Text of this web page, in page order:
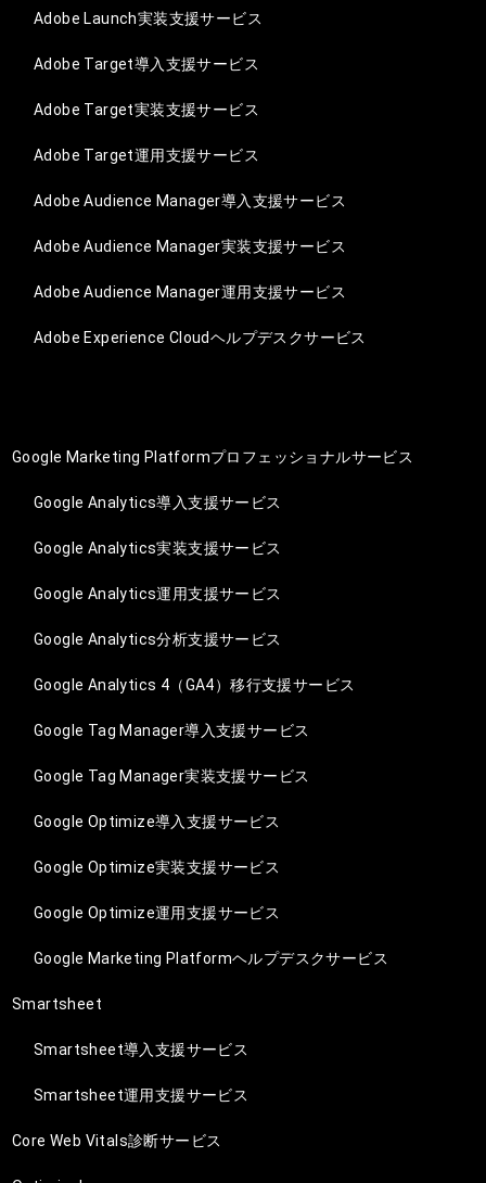
Adobe Launch実装支援サービス
Adobe Target導入支援サービス
Adobe Target実装支援サービス
Adobe Target運用支援サービス
Adobe Audience Manager導入支援サービス
Adobe Audience Manager実装支援サービス
Adobe Audience Manager運用支援サービス
Adobe Experience Cloudヘルプデスクサービス
Google Marketing Platformプロフェッショナルサービス
Google Analytics導入支援サービス
Google Analytics実装支援サービス
Google Analytics運用支援サービス
Google Analytics分析支援サービス
Google Analytics 4（GA4）移行支援サービス
Google Tag Manager導入支援サービス
Google Tag Manager実装支援サービス
Google Optimize導入支援サービス
Google Optimize実装支援サービス
Google Optimize運用支援サービス
Google Marketing Platformヘルプデスクサービス
Smartsheet
Smartsheet導入支援サービス
Smartsheet運用支援サービス
Core Web Vitals診断サービス